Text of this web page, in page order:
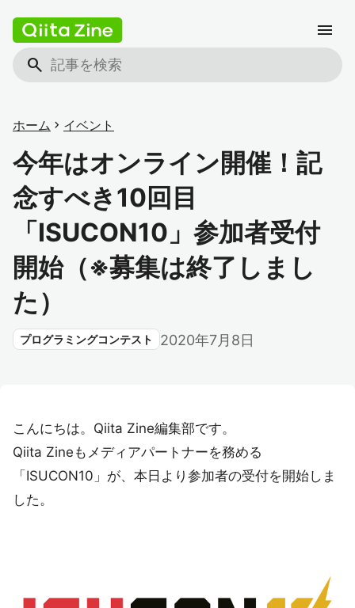
search
menu
ホーム chevron_right イベント
今年はオンライン開催！記
念すべき10回目
「ISUCON10」参加者受付
開始（※募集は終了しまし
た）
プログラミングコンテスト 2020年7月8日
こんにちは。Qiita Zine編集部です。
Qiita Zineもメディアパートナーを務める
「ISUCON10」が、本日より参加者の受付を開始しま
した。